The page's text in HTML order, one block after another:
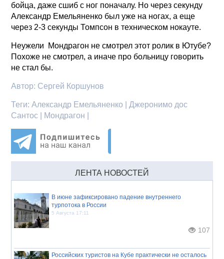
бойца, даже сшиб с ног поначалу. Но через секунду
Александр Емельяненко был уже на ногах, а еще
через 2-3 секунды Томпсон в техническом нокауте.
Неужели Мондрагон не смотрел этот ролик в Ютубе?
Похоже не смотрел, а иначе про больницу говорить
не стал бы.
Автор: Сергей Коршунов
Теги:Александр Емельяненко | Джеронимо дос
Сантос | Мондрагон |
ЛЕНТА НОВОСТЕЙ
В июне зафиксировано падение внутреннего
турпотока в России
5 Августа 17:11
107
Российских туристов на Кубе практически не осталось